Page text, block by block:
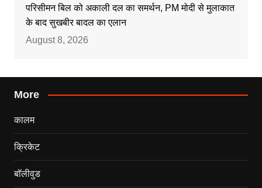
परिसीमन बिल को अकाली दल का समर्थन, PM मोदी से मुलाकात
के बाद सुखबीर बादल का एलान
August 8, 2026
More
कालम
क्रिकेट
बॉलीवुड